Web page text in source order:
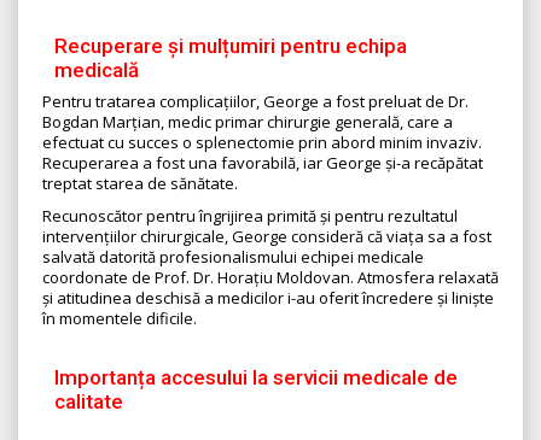
Recuperare și mulțumiri pentru echipa
medicală
Pentru tratarea complicațiilor, George a fost preluat de Dr.
Bogdan Marțian, medic primar chirurgie generală, care a
efectuat cu succes o splenectomie prin abord minim invaziv.
Recuperarea a fost una favorabilă, iar George și-a recăpătat
treptat starea de sănătate.
Recunoscător pentru îngrijirea primită și pentru rezultatul
intervențiilor chirurgicale, George consideră că viața sa a fost
salvată datorită profesionalismului echipei medicale
coordonate de Prof. Dr. Horațiu Moldovan. Atmosfera relaxată
și atitudinea deschisă a medicilor i-au oferit încredere și liniște
în momentele dificile.
Importanța accesului la servicii medicale de
calitate